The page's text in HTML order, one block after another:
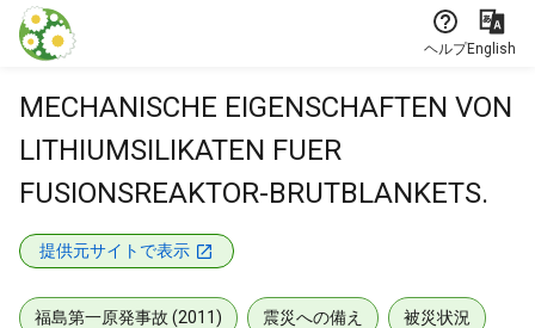
本文に飛ぶ
ヘルプEnglish
MECHANISCHE EIGENSCHAFTEN VON
LITHIUMSILIKATEN FUER
FUSIONSREAKTOR-BRUTBLANKETS.
提供元サイトで表示
福島第一原発事故 (2011) 震災への備え 被災状況